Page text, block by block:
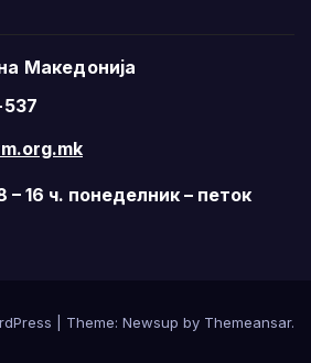
Македонија
16 ч. понеделник – петок
Theme: Newsup by Themeansar.